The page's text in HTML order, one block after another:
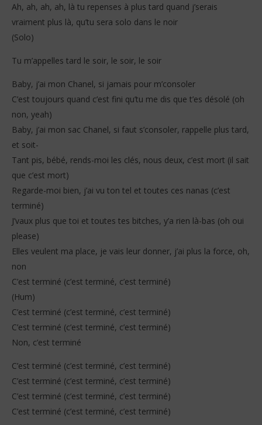
Ah, ah, ah, ah, là tu repenses à plus tard quand j’serais
vraiment plus là, qu’tu sera solo dans le noir
(Solo)
Tu m’appelles tard le soir, le soir, le soir
Baby, j’ai mon Chanel, si jamais pour m’consoler
C’est toujours quand c’est fini qu’tu me dis que t’es désolé (oh
non, yeah)
Baby, j’ai mon sac Chanel, si faut s’consoler, rappelle plus tard,
et soit-
Tant pis, bébé, rends-moi les clés, nous deux, c’est mort (il sait
que c’est mort)
Regarde-moi bien, j’ai vu ton tel et toutes ces nanas (c’est
terminé)
J’vaux plus que toi et toutes tes bitches, y’a rien là-bas (oh oui
please)
Elles veulent ma place, je vais leur donner, j’ai plus la force, oh,
non
C’est terminé (c’est terminé, c’est terminé)
(Hum)
C’est terminé (c’est terminé, c’est terminé)
C’est terminé (c’est terminé, c’est terminé)
Non, c’est terminé
C’est terminé (c’est terminé, c’est terminé)
C’est terminé (c’est terminé, c’est terminé)
C’est terminé (c’est terminé, c’est terminé)
C’est terminé (c’est terminé, c’est terminé)